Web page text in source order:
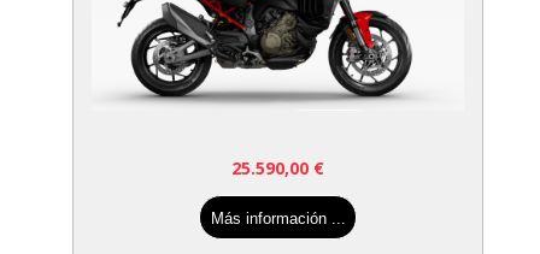
25.590,00 €
Más información ...